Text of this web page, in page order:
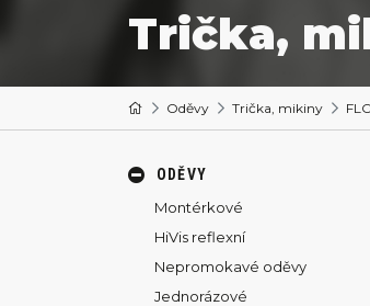
Trička,
Oděvy Trička, mikiny
ODĚVY
Montérkové
HiVis reflexní
Nepromokavé oděvy
Jednorázové